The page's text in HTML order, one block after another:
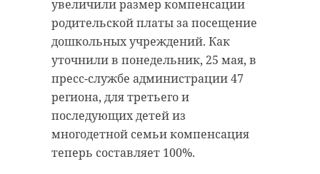
увеличили размер компенсации
родительской платы за посещение
дошкольных учреждений. Как
уточнили в понедельник, 25 мая, в
пресс-службе администрации 47
региона, для третьего и
последующих детей из
многодетной семьи компенсация
теперь составляет 100%.